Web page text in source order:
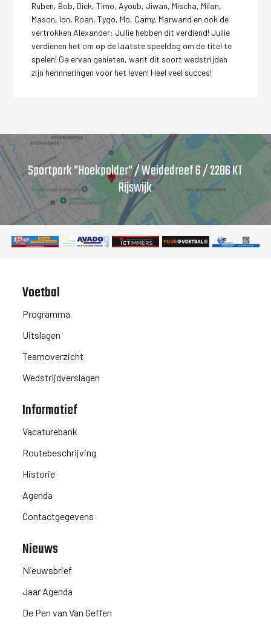
Ruben, Bob, Dick, Timo, Ayoub, Jiwan, Mischa, Milan,
Mason, Ion, Roan, Tygo, Mo, Camy, Marwand en ook de
vertrokken Alexander: Jullie hebben dit verdiend! Jullie
verdienen het om op de laatste speeldag om de titel te
spelen! Ga ervan genieten, want dit soort wedstrijden
zijn herinneringen voor het leven! Heel veel succes!
Sportpark "Hoekpolder" / Weidedreef 6 / 2286 KT
Rijswijk
Voetbal
Programma
Uitslagen
Teamoverzicht
Wedstrijdverslagen
Informatief
Vacaturebank
Routebeschrijving
Historie
Agenda
Contactgegevens
Nieuws
Nieuwsbrief
Jaar Agenda
De Pen van Van Geffen